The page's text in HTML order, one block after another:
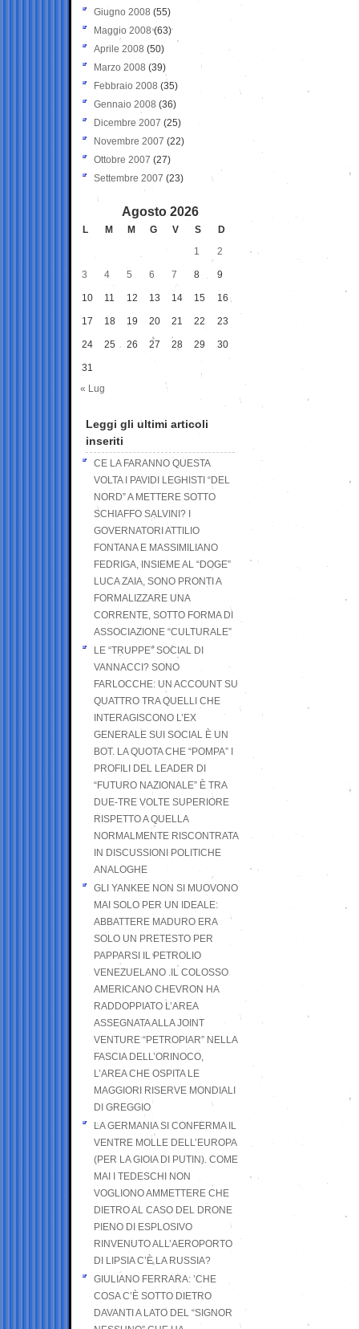
Giugno 2008 (55)
Maggio 2008(63)
Aprile 2008 (50)
Marzo 2008 (39)
Febbraio 2008 (35)
Gennaio 2008 (36)
Dicembre 2007 (25)
Novembre 2007 (22)
Ottobre 2007 (27)
Settembre 2007 (23)
Agosto 2026
L M M G V S
D
1
2
3 4 5 6 7 8 9
10 11 12 13 14 15 16
17 18 19 20 21 22 23
24 25 26 27 28 29 30
31
« Lug
Leggi gli ultimi articoli
inseriti
CE LA FARANNO QUESTA
VOLTA I PAVIDI LEGHISTI “DEL
NORD” A METTERE SOTTO
SCHIAFFO SALVINI? I
GOVERNATORI ATTILIO
FONTANA E MASSIMILIANO
FEDRIGA, INSIEME AL “DOGE”
LUCA ZAIA, SONO PRONTI A
FORMALIZZARE UNA
CORRENTE, SOTTO FORMA DI
ASSOCIAZIONE “CULTURALE”
LE “TRUPPE” SOCIAL DI
VANNACCI? SONO
FARLOCCHE: UN ACCOUNT SU
QUATTRO TRA QUELLI CHE
INTERAGISCONO L’EX
GENERALE SUI SOCIAL È UN
BOT. LA QUOTA CHE “POMPA” I
PROFILI DEL LEADER DI
“FUTURO NAZIONALE” È TRA
DUE-TRE VOLTE SUPERIORE
RISPETTO A QUELLA
NORMALMENTE RISCONTRATA
IN DISCUSSIONI POLITICHE
ANALOGHE
GLI YANKEE NON SI MUOVONO
MAI SOLO PER UN IDEALE:
ABBATTERE MADURO ERA
SOLO UN PRETESTO PER
PAPPARSI IL PETROLIO
VENEZUELANO .IL COLOSSO
AMERICANO CHEVRON HA
RADDOPPIATO L’AREA
ASSEGNATA ALLA JOINT
VENTURE “PETROPIAR” NELLA
FASCIA DELL’ORINOCO,
L’AREA CHE OSPITA LE
MAGGIORI RISERVE MONDIALI
DI GREGGIO
LA GERMANIA SI CONFERMA IL
VENTRE MOLLE DELL’EUROPA
(PER LA GIOIA DI PUTIN). COME
MAI I TEDESCHI NON
VOGLIONO AMMETTERE CHE
DIETRO AL CASO DEL DRONE
PIENO DI ESPLOSIVO
RINVENUTO ALL’AEROPORTO
DI LIPSIA C’È LA RUSSIA?
GIULIANO FERRARA: ’CHE
COSA C’È SOTTO DIETRO
DAVANTI A LATO DEL “SIGNOR